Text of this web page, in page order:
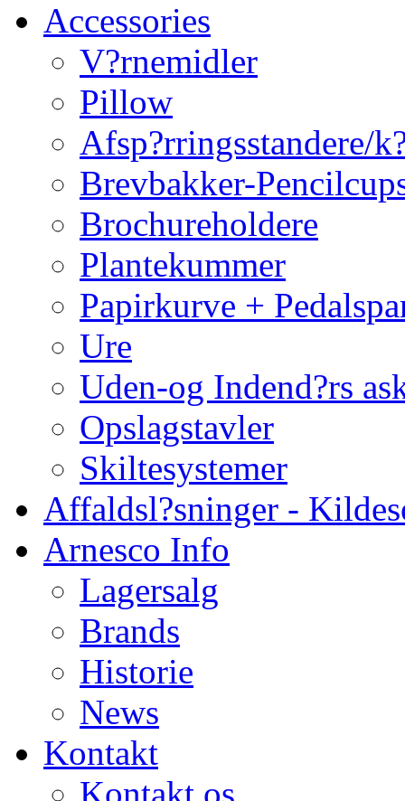
Accessories
V?rnemidler
Pillow
Afsp?rringsstandere/
Brevbakker-
Brochureholdere
Plantekummer
Papirkurve +
Ure
Uden-og Indend?rs
Opslagstavler
Skiltesystemer
Affaldsl?sninger -
Arnesco Info
Lagersalg
Brands
Historie
News
Kontakt